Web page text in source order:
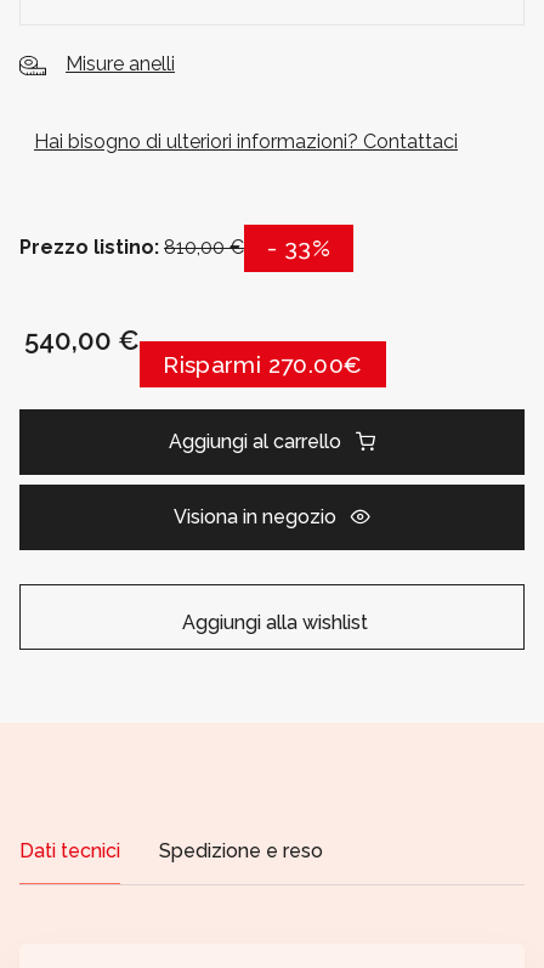
Misure anelli
Hai bisogno di ulteriori informazioni? Contattaci
Prezzo listino: 810,00 € - 33%
540,00 €
Risparmi 270.00€
Aggiungi al carrello
Visiona in negozio
Aggiungi alla wishlist
Dati tecnici Spedizione e reso